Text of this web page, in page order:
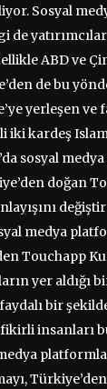
Sosyal
de
ABD ve
de bu
yerleşen ve
iki kardeş
sosyal
doğan
medya
Touchapp
yer aldığı
faydalı bir
insanları